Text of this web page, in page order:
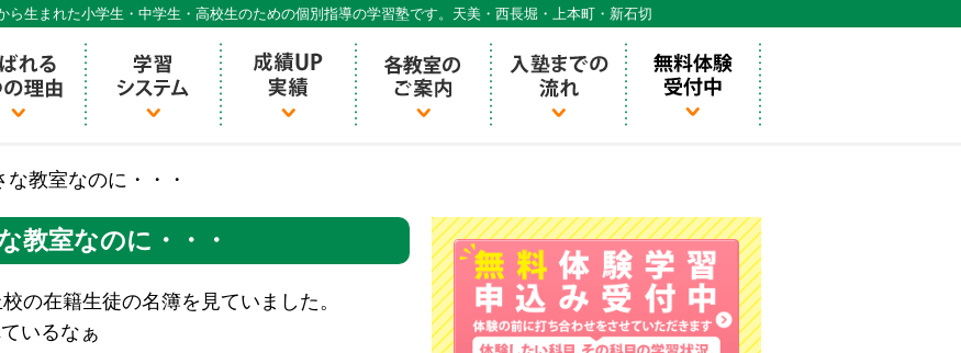
ら生まれた小学生・中学生・高校生のための個別指導の学習塾です。天美・西長堀・上本町・新石切
指導ECCベストワン
な教室なのに・・・
教室なのに・・・
の在籍生徒の名簿を見ていました。
いるなぁ